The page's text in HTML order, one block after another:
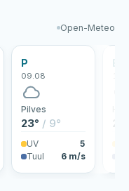
Open-Meteo
P
09.08
Pilves
23° / 9°
UV
5
Tuul
6 m/s
E